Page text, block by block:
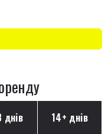
днів 14+ днів